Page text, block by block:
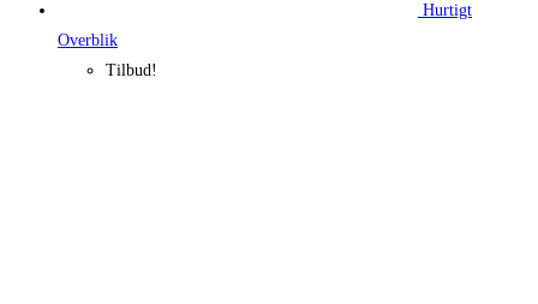
Hurtigt
Overblik
Tilbud!